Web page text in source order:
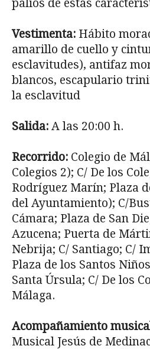
palios de estas
Vestimenta: Hábito
amarillo de cuello y
esclavitudes), antifaz
blancos, escapulario
la esclavitud
Salida: A las 20:00 h.
Recorrido: Colegio de
Colegios 2); C/ De los
Rodríguez Marín; Plaza
del Ayuntamiento); C/
Cámara; Plaza de San
Azucena; Puerta de
Nebrija; C/ Santiago; C/
Plaza de los Santos
Santa Úrsula; C/ De los
Málaga.
Acompañamiento
Musical Jesús de